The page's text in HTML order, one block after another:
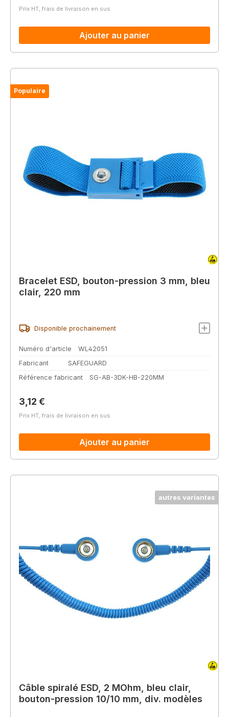
Prix HT, frais de livraison en sus
Ajouter au panier
Populaire
Bracelet ESD, bouton-pression 3 mm, bleu
clair, 220 mm
Disponible prochainement
Numéro d'article
WL42051
Fabricant
SAFEGUARD
Référence fabricant
SG-AB-3DK-HB-220MM
Prix régulier :
3,12 €
Prix HT, frais de livraison en sus
Ajouter au panier
autres variantes
Câble spiralé ESD, 2 MOhm, bleu clair,
bouton-pression 10/10 mm, div. modèles